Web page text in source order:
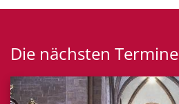
Die nächsten Termine